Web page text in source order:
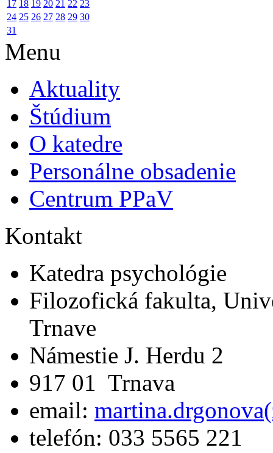
17 18 19 20 21 22 23
24 25 26 27 28 29 30
31
Menu
Aktuality
Štúdium
O katedre
Personálne obsadenie
Centrum PPaV
Kontakt
Katedra psychológie
Filozofická fakulta,
Trnave
Námestie J. Herdu 2
917 01 Trnava
email:
telefón: 033 5565 221